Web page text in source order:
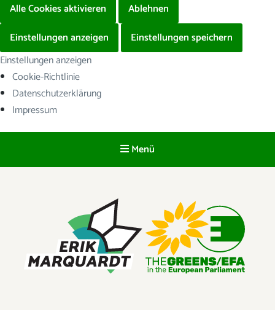
Alle Cookies aktivieren
Ablehnen
Einstellungen anzeigen
Einstellungen speichern
Einstellungen anzeigen
Cookie-Richtlinie
Datenschutzerklärung
Impressum
Menü